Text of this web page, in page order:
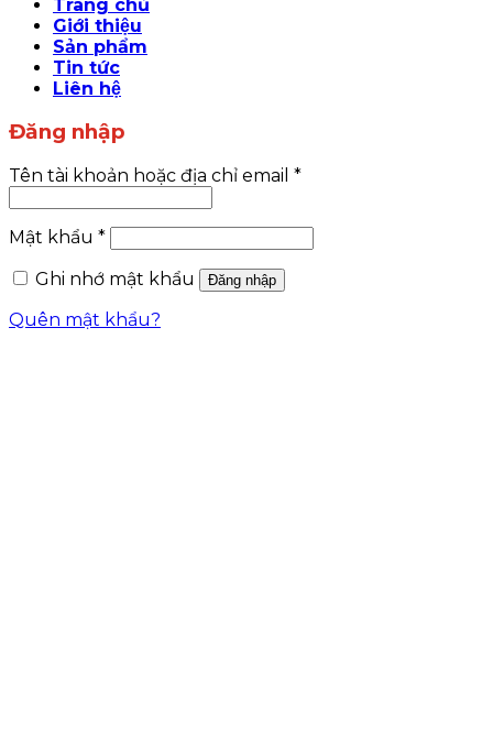
Trang chủ
Giới thiệu
Sản phẩm
Tin tức
Liên hệ
Đăng nhập
Tên tài khoản hoặc địa chỉ email *
Mật khẩu *
Ghi nhớ mật khẩu
Đăng nhập
Quên mật khẩu?